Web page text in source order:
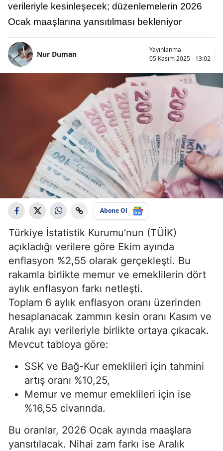
verileriyle kesinleşecek; düzenlemelerin 2026
Ocak maaşlarına yansıtılması bekleniyor
Nur Duman
Yayınlanma
05 Kasım 2025 - 13:02
Abone Ol
Türkiye İstatistik Kurumu’nun (TÜİK)
açıkladığı verilere göre Ekim ayında
enflasyon %2,55 olarak gerçekleşti. Bu
rakamla birlikte memur ve emeklilerin dört
aylık enflasyon farkı netleşti.
Toplam 6 aylık enflasyon oranı üzerinden
hesaplanacak zammın kesin oranı Kasım ve
Aralık ayı verileriyle birlikte ortaya çıkacak.
Mevcut tabloya göre:
SSK ve Bağ-Kur emeklileri için tahmini
artış oranı %10,25,
Memur ve memur emeklileri için ise
%16,55 civarında.
Bu oranlar, 2026 Ocak ayında maaşlara
yansıtılacak. Nihai zam farkı ise Aralık